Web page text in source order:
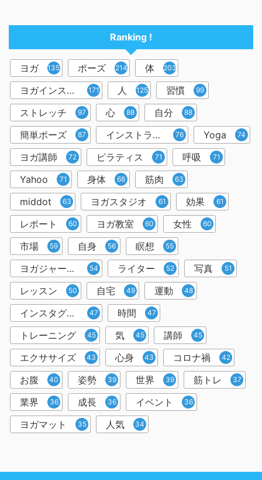
Ranking !
ヨガ 1357 ポーズ 214 体 203
ヨガインストラクター 171 人 125 習慣 99
ストレッチ 97 心 88 自分 88
簡単ポーズ 87 インストラクター 76 Yoga 74
ヨガ講師 72 ピラティス 71 呼吸 71
Yahoo 71 身体 68 筋肉 63
middot 63 ヨガスタジオ 61 効果 61
レポート 60 ヨガ教室 60 女性 60
市場 59 自身 56 瞑想 55
ヨガジャーナルオンライン 54 ライター 52 写真 51
レッスン 50 自宅 49 運動 48
インスタグラム 47 時間 47
トレーニング 45 気 45 講師 45
エクササイズ 43 心身 43 コロナ禍 42
お腹 40 姿勢 39 世界 39 筋トレ 37
業界 36 成長 36 イベント 36
ヨガマット 35 人気 34